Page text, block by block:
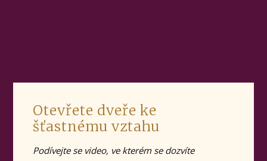
Otevřete dveře ke
šťastnému vztahu
Podívejte se video, ve kterém se dozvíte